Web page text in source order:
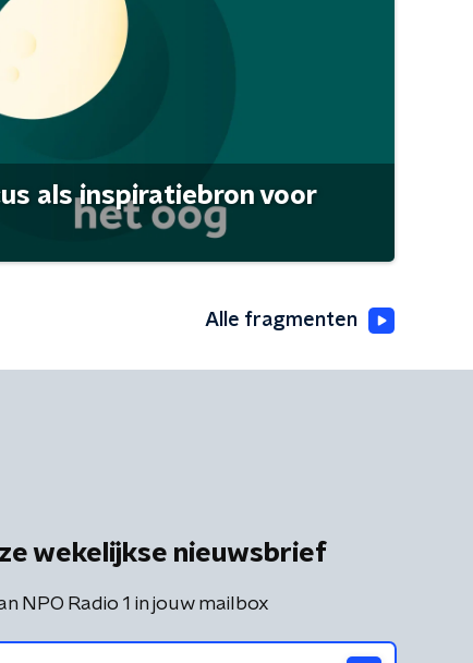
als inspiratiebron voor
Alle fragmenten
wekelijkse nieuwsbrief
NPO Radio 1 in jouw mailbox